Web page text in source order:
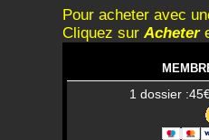
Pour acheter avec
Cliquez surAcheter
1 dossier